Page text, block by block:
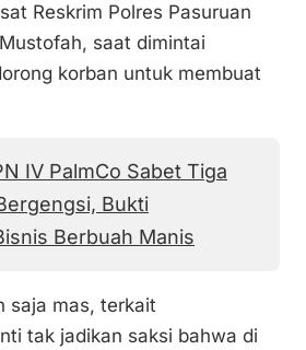
Reskrim Polres Pasuruan
saat dimintai
korban untuk membuat
IV PalmCo Sabet Tiga
Bukti
Berbuah Manis
saja mas, terkait
tak jadikan saksi bahwa di